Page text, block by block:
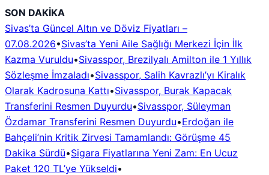
İçeriğe
geç
SON DAKİKA
Sivas’ta Güncel Altın ve Döviz Fiyatları –
07.08.2026•Sivas’ta Yeni Aile Sağlığı Merkezi İçin İlk
Kazma Vuruldu•Sivasspor, Brezilyalı Amilton ile 1 Yıllık
Sözleşme İmzaladı•Sivasspor, Salih Kavrazlı’yı Kiralık
Olarak Kadrosuna Kattı•Sivasspor, Burak Kapacak
Transferini Resmen Duyurdu•Sivasspor, Süleyman
Özdamar Transferini Resmen Duyurdu•Erdoğan ile
Bahçeli’nin Kritik Zirvesi Tamamlandı: Görüşme 45
Dakika Sürdü•Sigara Fiyatlarına Yeni Zam: En Ucuz
Paket 120 TL’ye Yükseldi•